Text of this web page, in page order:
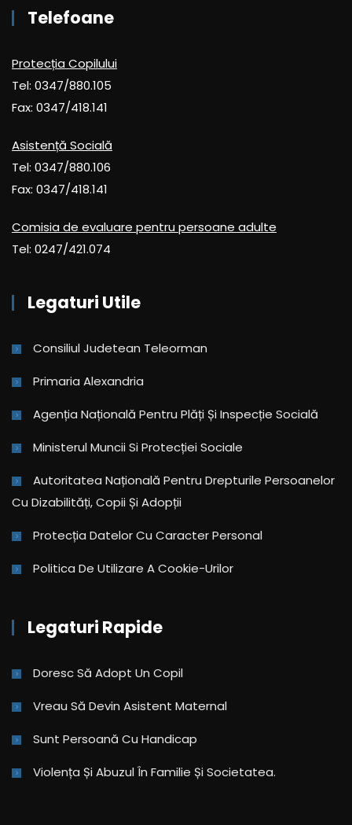
Telefoane
Protecția Copilului
Tel: 0347/880.105
Fax: 0347/418.141
Asistență Socială
Tel: 0347/880.106
Fax: 0347/418.141
Comisia de evaluare pentru persoane adulte
Tel: 0247/421.074
Legaturi Utile
Consiliul Judetean Teleorman
Primaria Alexandria
Agenția Națională Pentru Plăți Și Inspecție Socială
Ministerul Muncii Si Protecției Sociale
Autoritatea Națională Pentru Drepturile Persoanelor
Cu Dizabilități, Copii Și Adopții
Protecția Datelor Cu Caracter Personal
Politica De Utilizare A Cookie-Urilor
Legaturi Rapide
Doresc Să Adopt Un Copil
Vreau Să Devin Asistent Maternal
Sunt Persoană Cu Handicap
Violența Și Abuzul În Familie Și Societatea.